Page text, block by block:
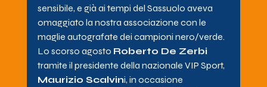
sensibile, e già ai tempi del Sassuolo aveva
omaggiato la nostra associazione con le
maglie autografate dei campioni nero/verde.
Lo scorso agosto Roberto De Zerbi
tramite il presidente della nazionale VIP Sport,
Maurizio Scalvini, in occasione